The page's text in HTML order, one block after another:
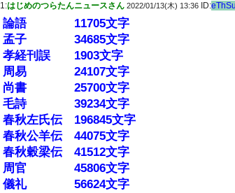
1:はじめのつらたんニュースさん 2022/01/13(木) 13:36 ID:
論語 11705文字
孟子 34685文字
孝経刊誤 1903文字
周易 24107文字
尚書 25700文字
毛詩 39234文字
春秋左氏伝 196845文字
春秋公羊伝 44075文字
春秋穀梁伝 41512文字
周官 45806文字
儀礼 56624文字